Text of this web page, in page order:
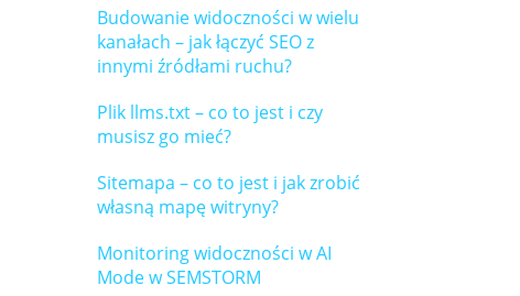
Budowanie widoczności w wielu
kanałach – jak łączyć SEO z
innymi źródłami ruchu?
Plik llms.txt – co to jest i czy
musisz go mieć?
Sitemapa – co to jest i jak zrobić
własną mapę witryny?
Monitoring widoczności w AI
Mode w SEMSTORM